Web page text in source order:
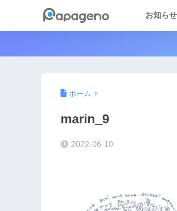
お知らせ
ホーム
marin_9
2022-06-10